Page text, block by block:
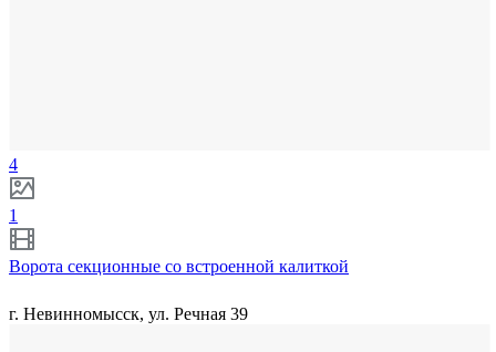
4
1
Ворота секционные со встроенной калиткой
г. Невинномысск, ул. Речная 39